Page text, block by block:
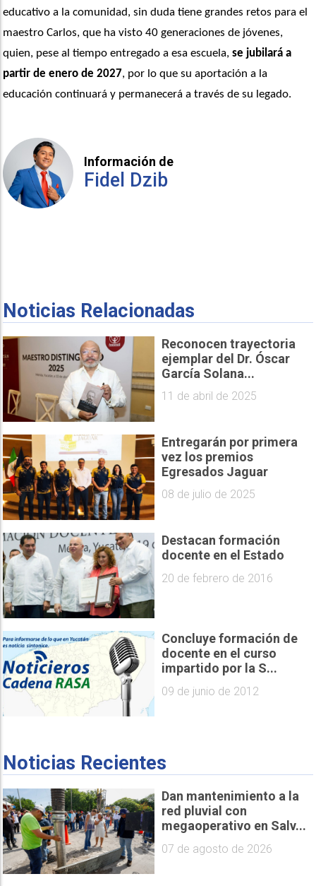
educativo a la comunidad, sin duda tiene grandes retos para el
maestro Carlos, que ha visto 40 generaciones de jóvenes,
quien, pese al tiempo entregado a esa escuela, se jubilará a
partir de enero de 2027, por lo que su aportación a la
educación continuará y permanecerá a través de su legado.
Información de
Fidel Dzib
Noticias Relacionadas
Reconocen trayectoria
ejemplar del Dr. Óscar
García Solana...
11 de abril de 2025
Entregarán por primera
vez los premios
Egresados Jaguar
08 de julio de 2025
Destacan formación
docente en el Estado
20 de febrero de 2016
Concluye formación de
docente en el curso
impartido por la S...
09 de junio de 2012
Noticias Recientes
Dan mantenimiento a la
red pluvial con
megaoperativo en Salv...
07 de agosto de 2026